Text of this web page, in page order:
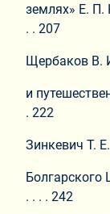
землях» Е. П.
. . 207
Щербаков В.
и
. 222
Зинкевич Т.
Болгарского
. . . . 242